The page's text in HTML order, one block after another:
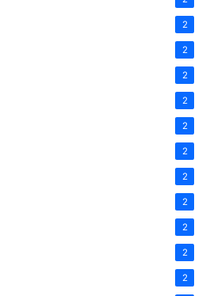
2
2
2
2
2
2
2
2
2
2
2